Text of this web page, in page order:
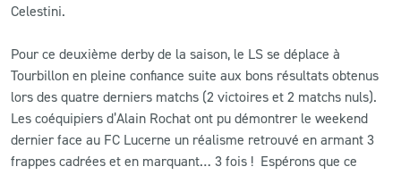
Celestini.
Pour ce deuxième derby de la saison, le LS se déplace à
Tourbillon en pleine confiance suite aux bons résultats obtenus
lors des quatre derniers matchs (2 victoires et 2 matchs nuls).
Les coéquipiers d’Alain Rochat ont pu démontrer le weekend
dernier face au FC Lucerne un réalisme retrouvé en armant 3
frappes cadrées et en marquant… 3 fois ! Espérons que ce